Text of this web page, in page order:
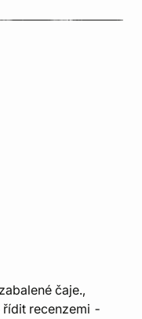
čaje.,
řídit recenzemi -